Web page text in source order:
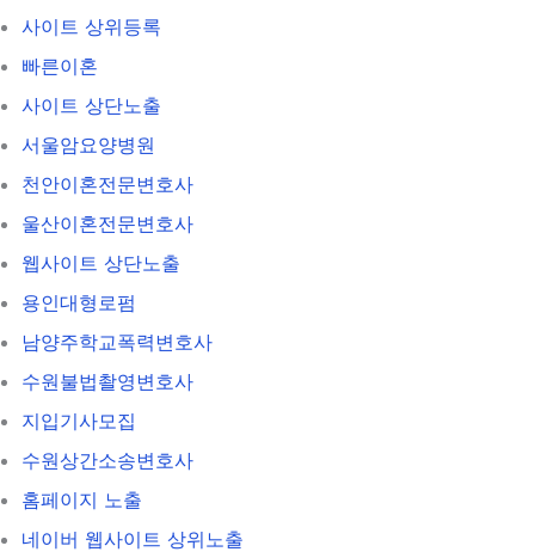
사이트 상위등록
빠른이혼
사이트 상단노출
서울암요양병원
천안이혼전문변호사
울산이혼전문변호사
웹사이트 상단노출
용인대형로펌
남양주학교폭력변호사
수원불법촬영변호사
지입기사모집
수원상간소송변호사
홈페이지 노출
네이버 웹사이트 상위노출